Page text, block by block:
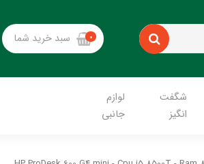
0 سبد خرید شما
شگفت
انگیز
لوازم
جانبی